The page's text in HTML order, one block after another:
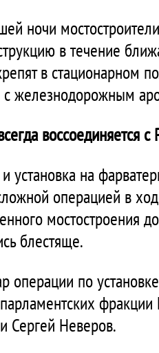
ночи
в течение
в стационарном
с железнодорожным
воссоединяется
установка на
операцией в
блестяще.
операции по
Сергей Неверов.